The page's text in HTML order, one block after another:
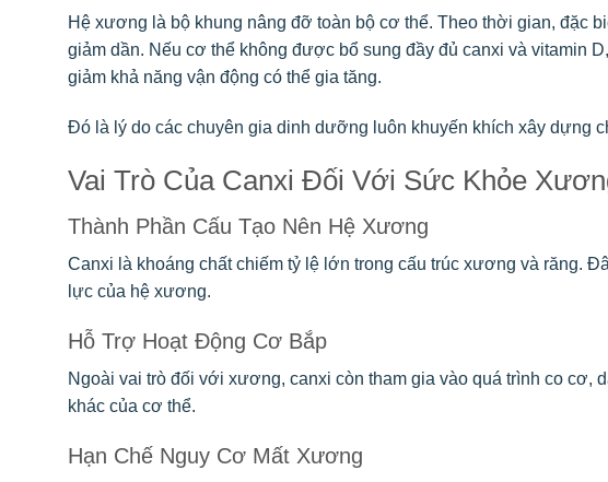
Hệ xương là bộ khung nâng đỡ toàn bộ cơ thể. Theo thời gian, đặc
giảm dần. Nếu cơ thể không được bổ sung đầy đủ canxi và vitamin
giảm khả năng vận động có thể gia tăng.
Đó là lý do các chuyên gia dinh dưỡng luôn khuyến khích xây dựng
Vai Trò Của Canxi Đối Với Sức Khỏe
Thành Phần Cấu Tạo Nên Hệ Xương
Canxi là khoáng chất chiếm tỷ lệ lớn trong cấu trúc xương và răng.
lực của hệ xương.
Hỗ Trợ Hoạt Động Cơ Bắp
Ngoài vai trò đối với xương, canxi còn tham gia vào quá trình co cơ,
khác của cơ thể.
Hạn Chế Nguy Cơ Mất Xương